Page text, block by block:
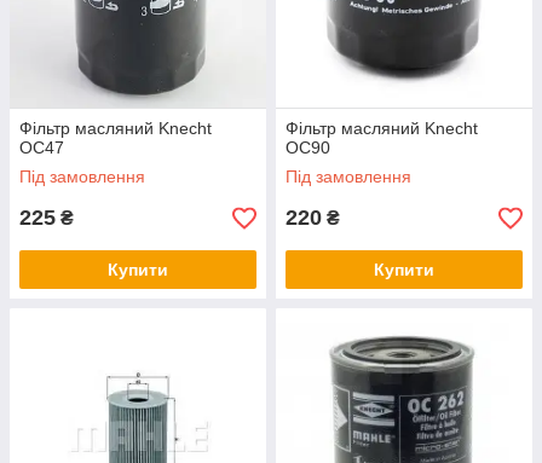
Фільтр масляний Knecht
OC47
Під замовлення
225 ₴
Купити
Фільтр масляний Knecht
OC90
Під замовлення
220 ₴
Купити